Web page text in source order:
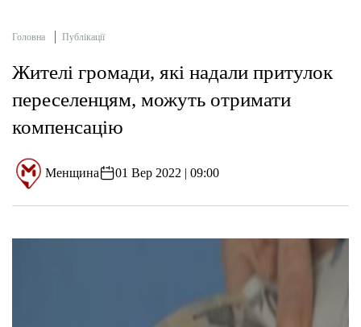
Головна Публікації
Жителі громади, які надали притулок
переселенцям, можуть отримати
компенсацію
Менщина 01 Вер 2022 | 09:00